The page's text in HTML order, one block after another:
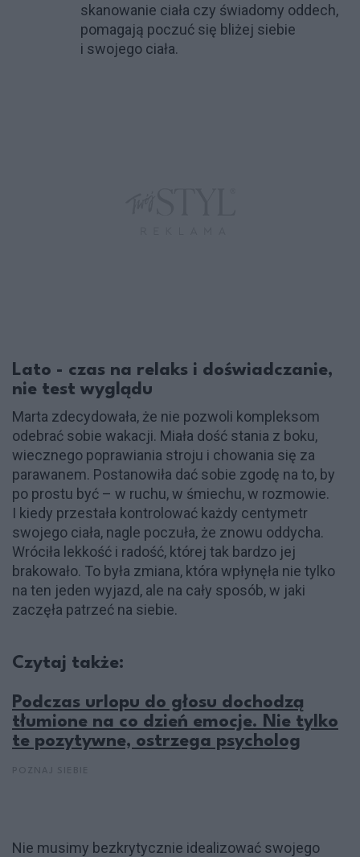
skanowanie ciała czy świadomy oddech,
pomagają poczuć się bliżej siebie
i swojego ciała.
Lato - czas na relaks i doświadczanie,
nie test wyglądu
Marta zdecydowała, że nie pozwoli kompleksom
odebrać sobie wakacji. Miała dość stania z boku,
wiecznego poprawiania stroju i chowania się za
parawanem. Postanowiła dać sobie zgodę na to, by
po prostu być – w ruchu, w śmiechu, w rozmowie.
I kiedy przestała kontrolować każdy centymetr
swojego ciała, nagle poczuła, że znowu oddycha.
Wróciła lekkość i radość, której tak bardzo jej
brakowało. To była zmiana, która wpłynęła nie tylko
na ten jeden wyjazd, ale na cały sposób, w jaki
zaczęła patrzeć na siebie.
Czytaj także:
Podczas urlopu do głosu dochodzą
tłumione na co dzień emocje. Nie tylko
te pozytywne, ostrzega psycholog
Nie musimy bezkrytycznie idealizować swojego